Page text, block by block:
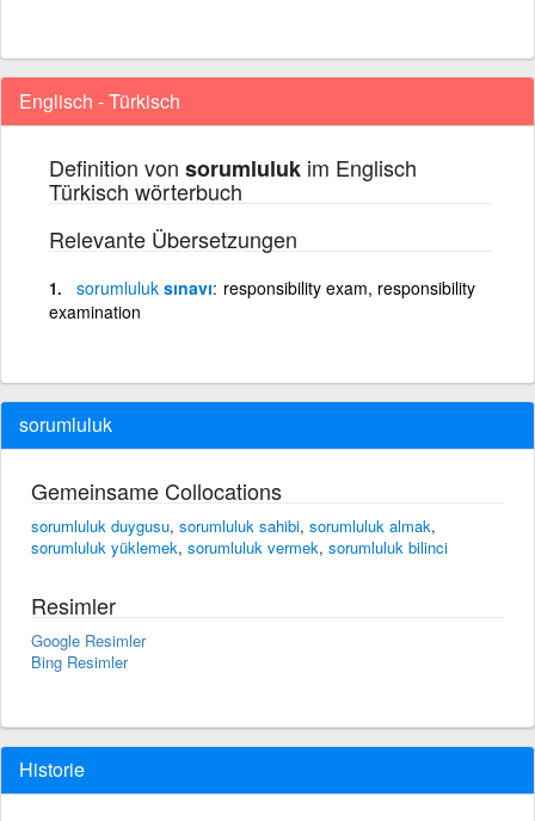
Englisch - Türkisch
Definition von sorumluluk im Englisch
Türkisch wörterbuch
Relevante Übersetzungen
sorumluluk sınavı responsibility exam, responsibility
examination
sorumluluk
Gemeinsame Collocations
sorumluluk duygusu, sorumluluk sahibi, sorumluluk almak,
sorumluluk yüklemek, sorumluluk vermek, sorumluluk bilinci
Resimler
Google Resimler
Bing Resimler
Historie